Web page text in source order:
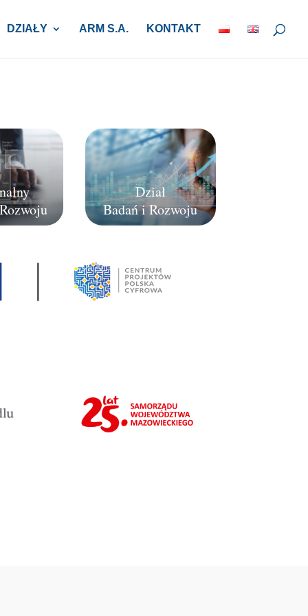
DZIAŁY ARM S.A. KONTAKT
Dział
Badań i Rozwoju